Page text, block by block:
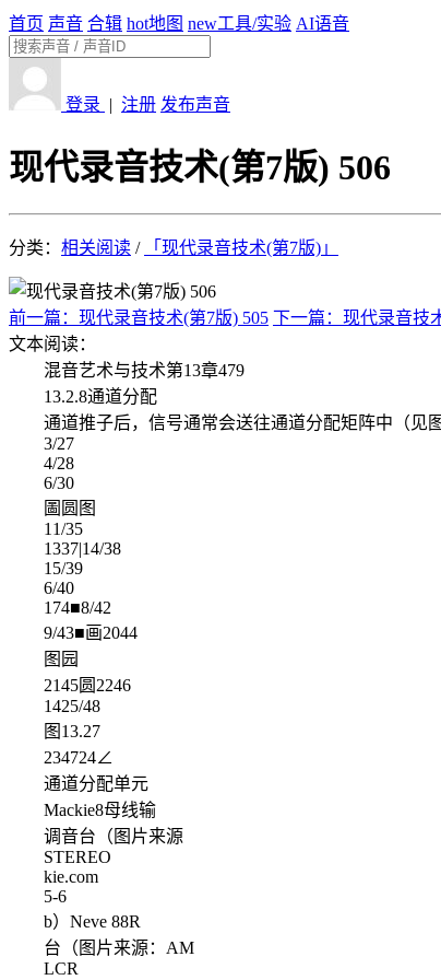
首页 声音 合辑 hot地图 new工具/实验 AI语音
登录 | 注册 发布声音
现代录音技术(第7版) 506
分类： 相关阅读 / 「现代录音技术(第7版)」
前一篇：现代录音技术(第7版) 505 下一篇：现代录音技
文本阅读：
混音艺术与技术第13章479
13.2.8通道分配
通道推子后，信号通常会送往通道分配矩阵中（见图
3/27
4/28
6/30
圖圆图
11/35
1337|14/38
15/39
6/40
174■8/42
9/43■画2044
图园
2145圆2246
1425/48
图13.27
234724∠
通道分配单元
Mackie8母线输
调音台（图片来源
STEREO
kie.com
5-6
b）Neve 88R
台（图片来源：AM
LCR